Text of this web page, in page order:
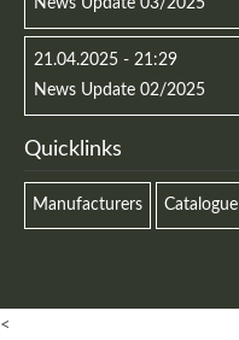
News Update 03/2025
21.04.2025 - 21:29
News Update 02/2025
Quicklinks
Manufacturers Catalogue
<